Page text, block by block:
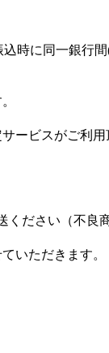
に同一銀行
ービスがご利用
ださい（不
いただきます。